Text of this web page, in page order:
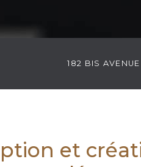
182 BIS
et